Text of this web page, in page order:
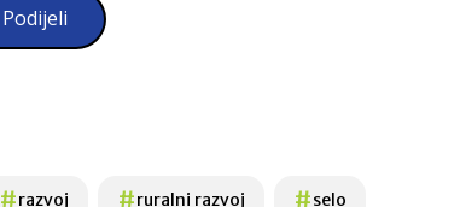
Podijeli
#razvoj #ruralni razvoj #selo